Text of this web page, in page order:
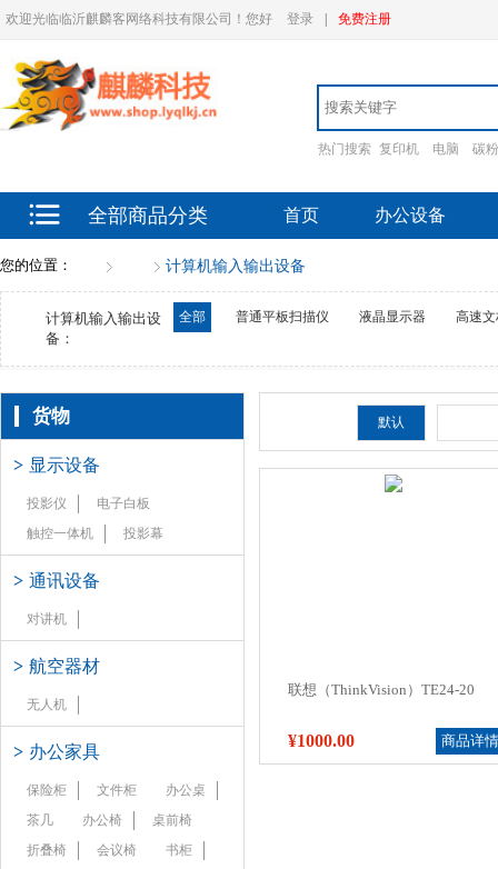
欢迎光临临沂麒麟客网络科技有限公司！您好 登录 免费注册
热门搜索 复印机 电脑 碳粉
全部商品分类 首页 办公设备
您的位置： 计算机输入输出设备
计算机输入输出设
备：
全部 普通平板扫描仪 液晶显示器 高速
货物
> 显示设备
投影仪
电子白板
触控一体机
投影幕
> 通讯设备
对讲机
> 航空器材
无人机
> 办公家具
保险柜 文件柜
办公桌
茶几
办公椅
桌前椅
折叠椅
会议椅
书柜
默认
联想（ThinkVision）TE24-20
¥1000.00 商品详情